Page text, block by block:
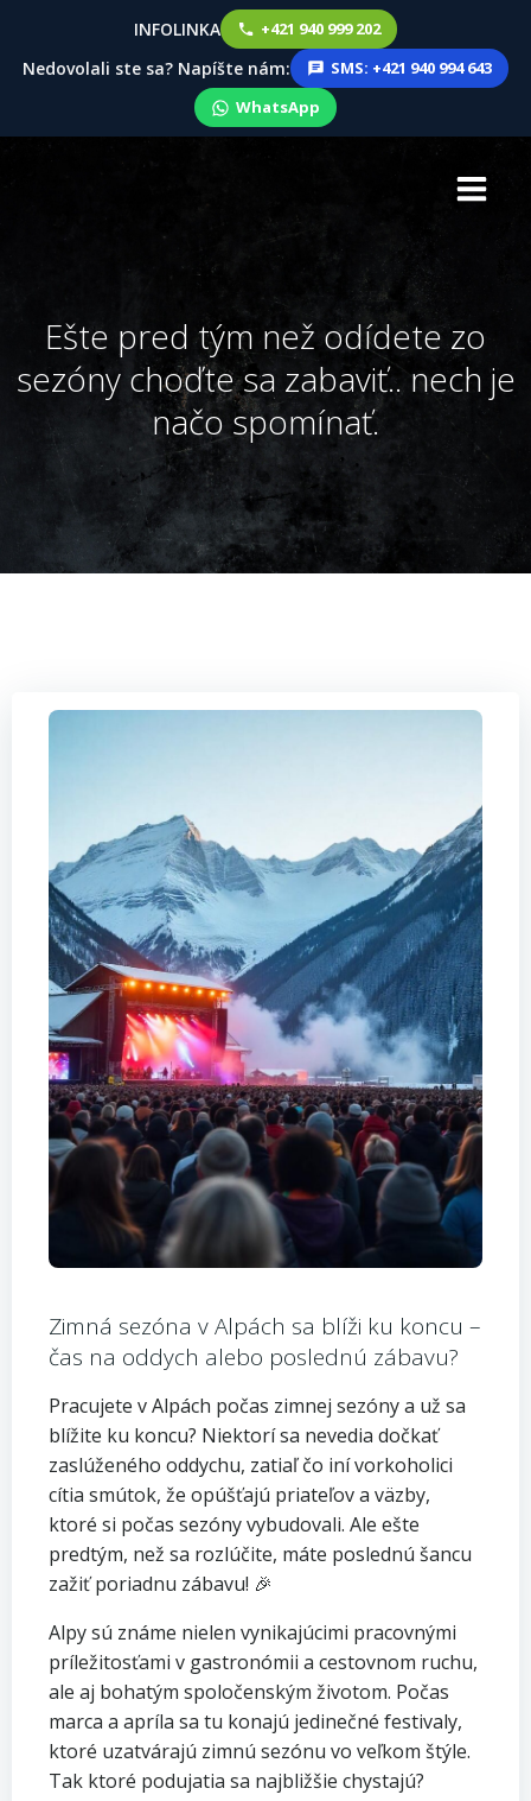
INFOLINKA +421 940 999 202
Nedovolali ste sa? Napíšte nám:
SMS: +421 940 994 643
WhatsApp
Ešte pred tým než odídete zo
sezóny choďte sa zabaviť.. nech je
načo spomínať.
Zimná sezóna v Alpách sa blíži ku koncu –
čas na oddych alebo poslednú zábavu?
Pracujete v Alpách počas zimnej sezóny a už sa
blížite ku koncu? Niektorí sa nevedia dočkať
zaslúženého oddychu, zatiaľ čo iní vorkoholici
cítia smútok, že opúšťajú priateľov a väzby,
ktoré si počas sezóny vybudovali. Ale ešte
predtým, než sa rozlúčite, máte poslednú šancu
zažiť poriadnu zábavu! 🎉
Alpy sú známe nielen vynikajúcimi pracovnými
príležitosťami v gastronómii a cestovnom ruchu,
ale aj bohatým spoločenským životom. Počas
marca a apríla sa tu konajú jedinečné festivaly,
ktoré uzatvárajú zimnú sezónu vo veľkom štýle.
Tak ktoré podujatia sa najbližšie chystajú?